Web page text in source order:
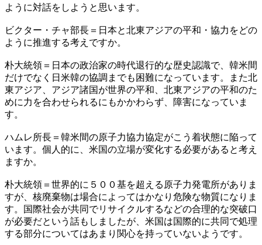
ように対話をしようと思います。
ビクター・チャ部長＝日本と北東アジアの平和・協力をどの
ように推進する考えですか。
朴大統領＝日本の政治家の時代退行的な歴史認識で、韓米間
だけでなく日米韓の協調までも困難になっています。また北
東アジア、アジア諸国が世界の平和、北東アジアの平和のた
めに力を合わせられるにもかかわらず、障害になっていま
す。
ハムレ所長＝韓米間の原子力協力協定がこう着状態に陥って
います。個人的に、米国の立場が変化する必要があると考え
ますか。
朴大統領＝世界的に５００基を超える原子力発電所がありま
すが、核廃棄物は場合によってはかなり危険な物質になりま
す。国際社会が共同でリサイクルするなどの合理的な突破口
が必要だという話もしましたが、米国は国際的に共同で処理
する部分についてはあまり関心を持っていないようです。